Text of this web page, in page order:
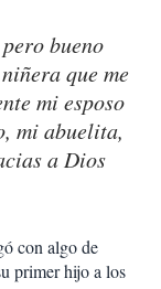
bueno
que me
mi esposo
mi abuelita,
a Dios
con algo de
primer hijo a los